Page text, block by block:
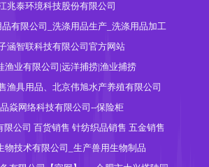
兆泰环境科技股份有限公司
有限公司_洗涤用品生产_洗涤用品加工
涵智联科技有限公司官方网站
渔业有限公司|远洋捕捞|渔业捕捞
渔具用品、北京伟旭水产养殖有限公司
焱网络科技有限公司--保险柜
限公司 百货销售 针纺织品销售 五金销售
物技术有限公司_生产兽用生物制品